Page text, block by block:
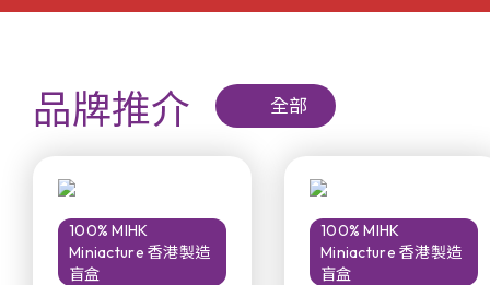
品牌推介 全部
100% MIHK
Miniacture 香港製造
盲盒
100% MIHK
Miniacture 香港製造
盲盒